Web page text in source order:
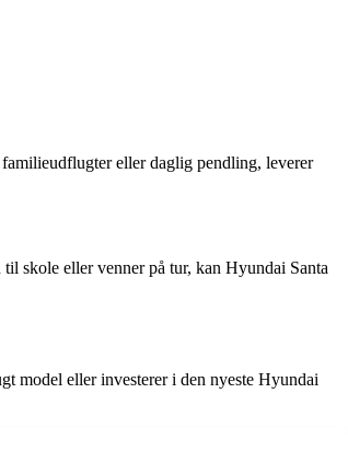
eller daglig pendling, leverer
skole eller venner på tur, kan Hyundai Santa
model eller investerer i den nyeste Hyundai